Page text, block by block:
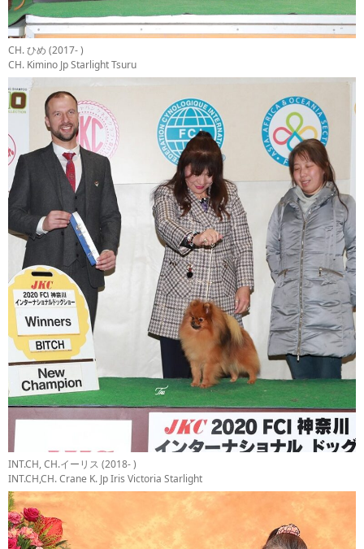
CH. ひめ (2017- )
CH. Kimino Jp Starlight Tsuru
INT.CH, CH.イーリス (2018- )
INT.CH,CH. Crane K. Jp Iris Victoria Starlight